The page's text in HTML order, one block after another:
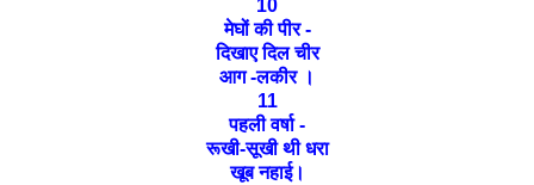
10
मेघों की पीर -
दिखाए दिल चीर
आग -लकीर ।
11
पहली वर्षा -
रूखी-सूखी थी धरा
खूब नहाई।